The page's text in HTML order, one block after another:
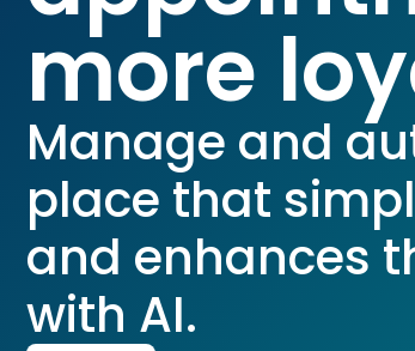
more
Manage and
place that
and enhances
with AI.